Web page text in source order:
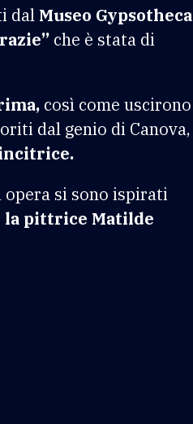
dal Museo Gypsotheca
che è stata di
così come uscirono
dal genio di Canova,
opera si sono ispirati
la pittrice Matilde